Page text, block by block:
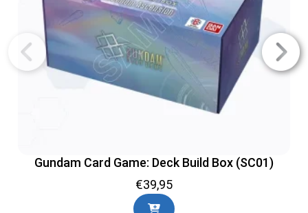
Gundam Card Game: Deck Build Box (SC01)
€39,95